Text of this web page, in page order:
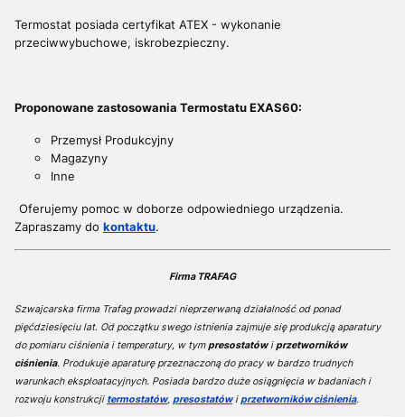
Termostat posiada certyfikat ATEX - wykonanie
przeciwwybuchowe, iskrobezpieczny.
Proponowane zastosowania Termostatu EXAS60:
Przemysł Produkcyjny
Magazyny
Inne
Oferujemy pomoc w doborze odpowiedniego urządzenia.
Zapraszamy do kontaktu.
Firma TRAFAG
Szwajcarska firma Trafag prowadzi nieprzerwaną działalność od ponad
pięćdziesięciu lat. Od początku swego istnienia zajmuje się produkcją aparatury
do pomiaru ciśnienia i temperatury, w tympresostatówiprzetworników
ciśnienia. Produkuje aparaturę przeznaczoną do pracy w bardzo trudnych
warunkach eksploatacyjnych. Posiada bardzo duże osiągnięcia w badaniach i
rozwoju konstrukcji termostatów, presostatówiprzetworników ciśnienia.